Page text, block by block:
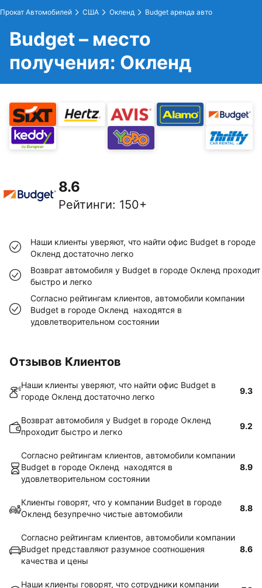
Прокат Автомобилей США Окленд Budget аренда авто
Budget – место
получения: Окленд
8.6
Рейтинги: 150+
Наши клиенты уверяют, что найти офис Budget в городе
Окленд достаточно легко
Возврат автомобиля у Budget в городе Окленд проходит
быстро и легко
Согласно рейтингам клиентов, автомобили компании
Budget в городе Окленд находятся в
удовлетворительном состоянии
Отзывов Клиентов
Наши клиенты уверяют, что найти офис Budget в
городе Окленд достаточно легко
9.3
Возврат автомобиля у Budget в городе Окленд
проходит быстро и легко
9.2
Согласно рейтингам клиентов, автомобили компании
Budget в городе Окленд находятся в
удовлетворительном состоянии
8.9
Клиенты говорят, что у компании Budget в городе
Окленд безупречно чистые автомобили
8.8
Согласно рейтингам клиентов, автомобили компании
Budget представляют разумное соотношения
качества и цены
8.6
Наши клиенты говорят, что сотрудники компании